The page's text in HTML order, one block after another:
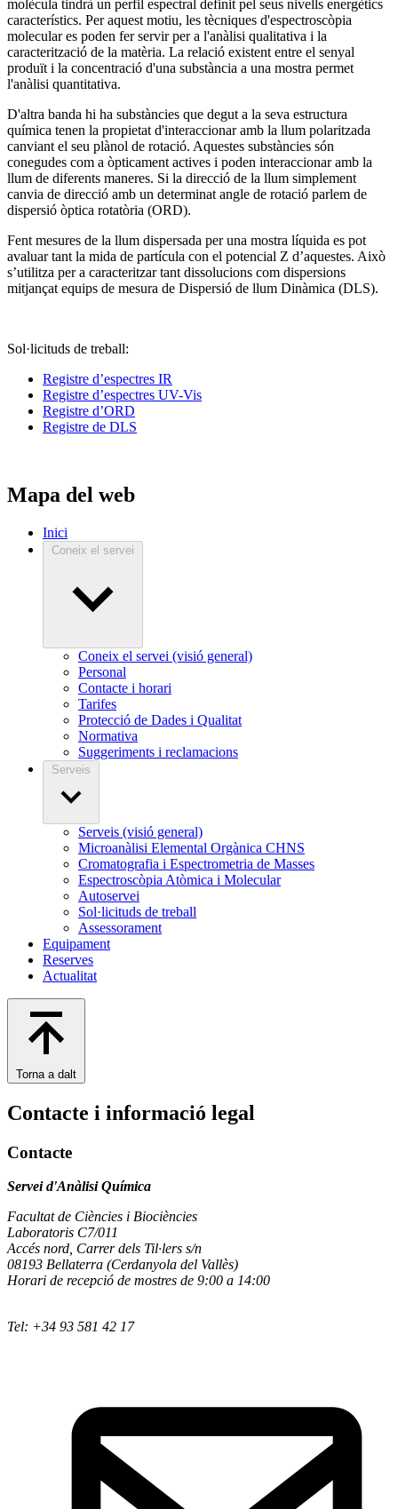
molècula tindrà un perfil espectral definit pel seus nivells energètics
característics. Per aquest motiu, les tècniques d'espectroscòpia
molecular es poden fer servir per a l'anàlisi qualitativa i la
caracterització de la matèria. La relació existent entre el senyal
produït i la concentració d'una substància a una mostra permet
l'anàlisi quantitativa.
D'altra banda hi ha substàncies que degut a la seva estructura
química tenen la propietat d'interaccionar amb la llum polaritzada
canviant el seu plànol de rotació. Aquestes substàncies són
conegudes com a òpticament actives i poden interaccionar amb la
llum de diferents maneres. Si la direcció de la llum simplement
canvia de direcció amb un determinat angle de rotació parlem de
dispersió òptica rotatòria (ORD).
Fent mesures de la llum dispersada per una mostra líquida es pot
avaluar tant la mida de partícula con el potencial Z d’aquestes. Això
s’utilitza per a caracteritzar tant dissolucions com dispersions
mitjançat equips de mesura de Dispersió de llum Dinàmica (DLS).
Sol·licituds de treball:
Registre d’espectres IR
Registre d’espectres UV-Vis
Registre d’ORD
Registre de DLS
Mapa del web
Inici
Coneix el servei
Coneix el servei (visió general)
Personal
Contacte i horari
Tarifes
Protecció de Dades i Qualitat
Normativa
Suggeriments i reclamacions
Serveis
Serveis (visió general)
Microanàlisi Elemental Orgànica CHNS
Cromatografia i Espectrometria de Masses
Espectroscòpia Atòmica i Molecular
Autoservei
Sol·licituds de treball
Assessorament
Equipament
Reserves
Actualitat
Torna a dalt
Contacte i informació legal
Contacte
Servei d'Anàlisi Química
Facultat de Ciències i Biociències
Laboratoris C7/011
Accés nord, Carrer dels Til·lers s/n
08193 Bellaterra (Cerdanyola del Vallès)
Horari de recepció de mostres de 9:00 a 14:00
Tel: +34 93 581 42 17